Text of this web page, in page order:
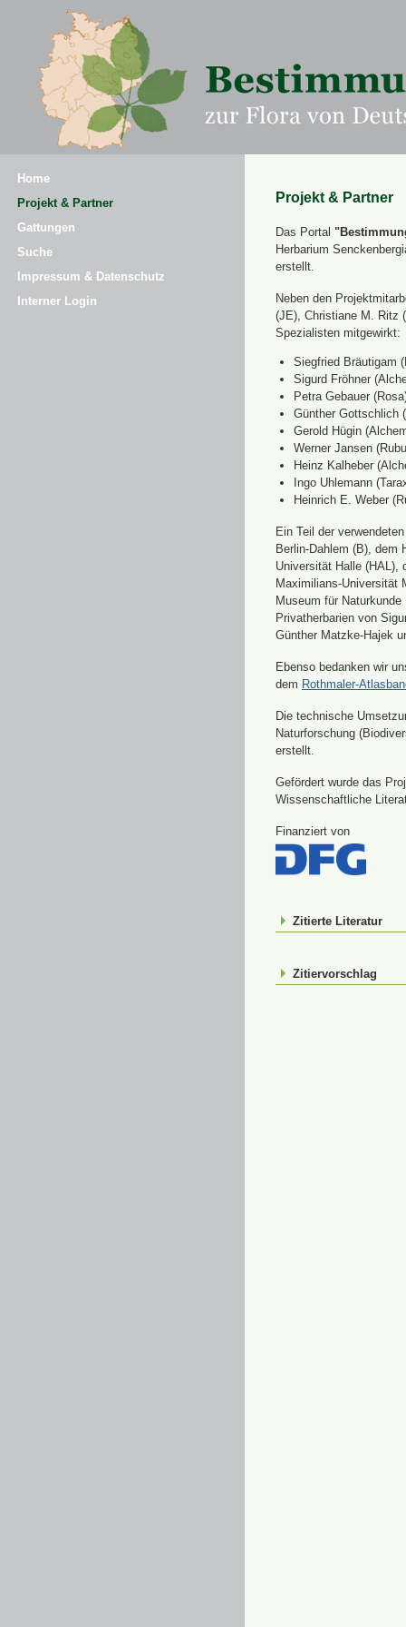
Home
Projekt & Partner
Gattungen
Suche
Impressum & Datenschutz
Interner Login
Projekt & Partner
Das Portal
Herbarium
erstellt.
Neben den
(JE), Christiane M. Ritz
Spezialisten mitgewirkt:
Siegfried Bräutigam
Sigurd Fröhner
Petra Gebauer
Günther Gottschlich
Gerold Hügin
Werner Jansen
Heinz Kalheber
Ingo Uhlemann
Heinrich E. Weber
Ein Teil der
Berlin-Dahlem (B), dem
Universität Halle (HAL),
Maximilians-Universität
Museum für
Privatherbarien von
Günther Matzke-Hajek
Ebenso bedanken wir
dem Rothmaler-
Die technische
Naturforschung
erstellt.
Gefördert wurde das
Wissenschaftliche
Finanziert von
Zitierte Literatur
Zitiervorschlag